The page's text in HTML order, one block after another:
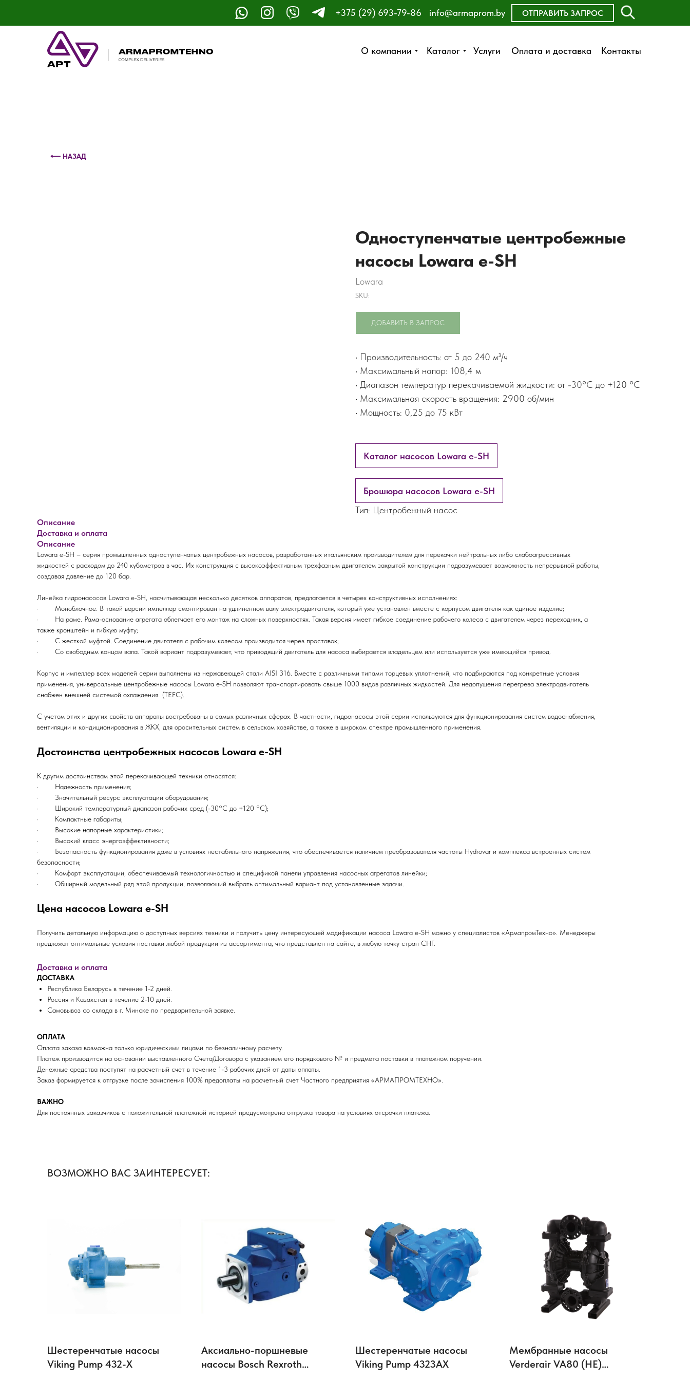
О компании Каталог Услуги Оплата и доставка Контакты
+375 (29) 693-79-86 ОТПРАВИТЬ ЗАПРОС
info@armaprom.by
О компании Каталог Услуги Оплата и доставка Контакты
ОСТАВИТЬ ЗАЯВКУ
ЗАКАЗАТЬ ЗВОНОК
⟵ НАЗАД
Одноступенчатые центробежные
насосы Lowara e-SH
Lowara
SKU:
ДОБАВИТЬ В ЗАПРОС
• Производительность: от 5 до 240 м³/ч
• Максимальный напор: 108,4 м
• Диапазон температур перекачиваемой жидкости: от -30°C до +120 °C
• Максимальная скорость вращения: 2900 об/мин
• Мощность: 0,25 до 75 кВт
Каталог насосов Lowara e-SH
Брошюра насосов Lowara e-SH
Тип: Центробежный насос
Описание
Доставка и оплата
Описание
Lowara e-SH – серия промышленных одноступенчатых центробежных насосов, разработанных итальянским производителем для перекачки нейтральных либо слабоагрессивных
жидкостей с расходом до 240 кубометров в час. Их конструкция с высокоэффективным трехфазным двигателем закрытой конструкции подразумевает возможность непрерывной работы,
создавая давление до 120 бар.
Линейка гидронасосов Lowara e-SH, насчитывающая несколько десятков аппаратов, предлагается в четырех конструктивных исполнениях:
· Моноблочное. В такой версии импеллер смонтирован на удлиненном валу электродвигателя, который уже установлен вместе с корпусом двигателя как единое изделие;
· На раме. Рама-основание агрегата облегчает его монтаж на сложных поверхностях. Такая версия имеет гибкое соединение рабочего колеса с двигателем через переходник, а
также кронштейн и гибкую муфту;
· С жесткой муфтой. Соединение двигателя с рабочим колесом производится через проставок;
· Со свободным концом вала. Такой вариант подразумевает, что приводящий двигатель для насоса выбирается владельцем или используется уже имеющийся привод.
Корпус и импеллер всех моделей серии выполнены из нержавеющей стали AISI 316. Вместе с различными типами торцевых уплотнений, что подбираются под конкретные условия
применения, универсальные центробежные насосы Lowara e-SH позволяют транспортировать свыше 1000 видов различных жидкостей. Для недопущения перегрева электродвигатель
снабжен внешней системой охлаждения (TEFC).
С учетом этих и других свойств аппараты востребованы в самых различных сферах. В частности, гидронасосы этой серии используются для функционирования систем водоснабжения,
вентиляции и кондиционирования в ЖКХ, для оросительных систем в сельском хозяйстве, а также в широком спектре промышленного применения.
Достоинства центробежных насосов Lowara e-SH
К другим достоинствам этой перекачивающей техники относятся:
· Надежность применения;
· Значительный ресурс эксплуатации оборудования;
· Широкий температурный диапазон рабочих сред (-30°C до +120 °C);
· Компактные габариты;
· Высокие напорные характеристики;
· Высокий класс энергоэффективности;
· Безопасность функционирования даже в условиях нестабильного напряжения, что обеспечивается наличием преобразователя частоты Hydrovar и комплекса встроенных систем
безопасности;
· Комфорт эксплуатации, обеспечиваемый технологичностью и спецификой панели управления насосных агрегатов линейки;
· Обширный модельный ряд этой продукции, позволяющий выбрать оптимальный вариант под установленные задачи.
Цена насосов Lowara e-SH
Получить детальную информацию о доступных версиях техники и получить цену интересующей модификации насоса Lowara e-SH можно у специалистов «АрмапромТехно». Менеджеры
предложат оптимальные условия поставки любой продукции из ассортимента, что представлен на сайте, в любую точку стран СНГ.
Доставка и оплата
ДОСТАВКА
Республика Беларусь в течение 1-2 дней.
Россия и Казахстан в течение 2-10 дней.
Самовывоз со склада в г. Минске по предварительной заявке.
ОПЛАТА
Оплата заказа возможна только юридическими лицами по безналичному расчету.
Платеж производится на основании выставленного Счета/Договора с указанием его порядкового № и предмета поставки в платежном поручении.
Денежные средства поступят на расчетный счет в течение 1-3 рабочих дней от даты оплаты.
Заказ формируется к отгрузке после зачисления 100% предоплаты на расчетный счет Частного предприятия «АРМАПРОМТЕХНО».
ВАЖНО
Для постоянных заказчиков с положительной платежной историей предусмотрена отгрузка товара на условиях отсрочки платежа.
ВОЗМОЖНО ВАС ЗАИНТЕРЕСУЕТ:
Шестеренчатые насосы
Viking Pump 432-X
Аксиально-поршневые
насосы Bosch Rexroth
Шестеренчатые насосы
Viking Pump 4323AX
Мембранные насосы
Verderair VA80 (HE)